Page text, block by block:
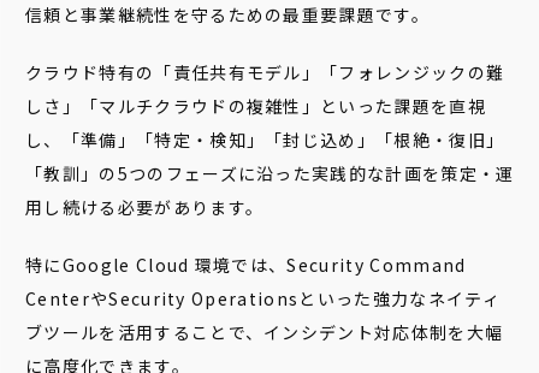
信頼と事業継続性を守るための最重要課題です。
クラウド特有の「責任共有モデル」「フォレンジックの難
しさ」「マルチクラウドの複雑性」といった課題を直視
し、「準備」「特定・検知」「封じ込め」「根絶・復旧」
「教訓」の5つのフェーズに沿った実践的な計画を策定・運
用し続ける必要があります。
特にGoogle Cloud 環境では、Security Command
CenterやSecurity Operationsといった強力なネイティ
ブツールを活用することで、インシデント対応体制を大幅
に高度化できます。